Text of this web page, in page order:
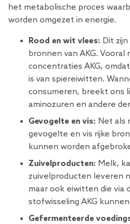
het metabolische proces
worden omgezet in energie.
Rood en wit vlees: Dit
bronnen van AKG.
concentraties AKG,
is van spiereiwitten.
consumeren, breekt ons
aminozuren en andere
Gevogelte en vis: Net als
gevogelte en vis rijke
kunnen worden
Zuivelproducten: Melk,
zuivelproducten leveren
maar ook eiwitten die via
stofwisseling AKG
Gefermenteerde